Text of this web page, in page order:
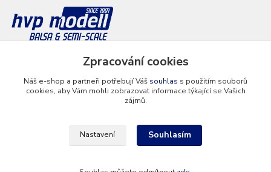
+420 777 286 674
info@hvp-modell.cz
Zpracování cookies
Náš e-shop a partneři potřebují Váš souhlas s použitím souborů
cookies, aby Vám mohli zobrazovat informace týkající se Vašich
zájmů.
Nastavení Souhlasím